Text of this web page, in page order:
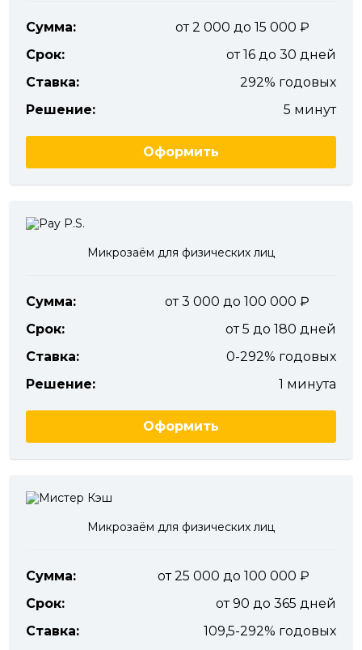
Сумма:
от 2 000 до 15 000
Срок:
от 16 до 30 дней
Ставка:
292% годовых
Решение:
5 минут
Оформить
Микрозаём для физических лиц
Сумма:
от 3 000 до 100 000
Срок:
от 5 до 180 дней
Ставка:
0-292% годовых
Решение:
1 минута
Оформить
Микрозаём для физических лиц
Сумма:
от 25 000 до 100 000
Срок:
от 90 до 365 дней
Ставка:
109,5-292% годовых